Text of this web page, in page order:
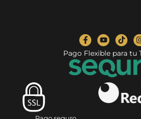
Pago Flexible para tu